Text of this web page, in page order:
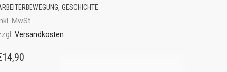
, GESCHICHTE
MwSt.
Versandkosten
14,90